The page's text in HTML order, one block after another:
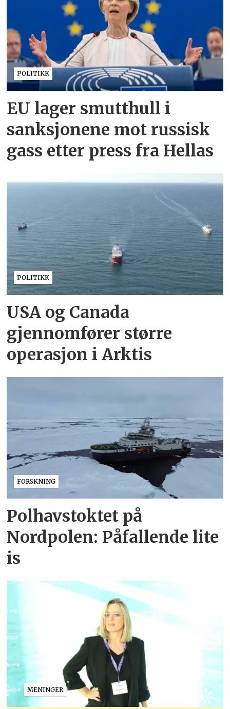
POLITIKK
EU lager smutthull i
sanksjonene mot russisk
gass etter press fra Hellas
POLITIKK
USA og Canada
gjennomfører større
operasjon i Arktis
FORSKNING
Polhavstoktet på
Nordpolen: Påfallende lite
is
MENINGER